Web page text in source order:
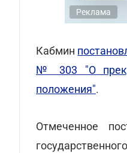
Реклама
Кабмин
№ 303 "О
положения".
Отмеченное